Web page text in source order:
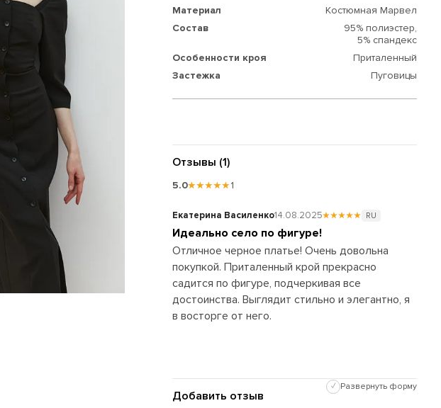
Материал
Костюмная Марвел
Состав
95% полиэстер,
5% спандекс
Особенности кроя
Приталенный
Застежка
Пуговицы
Отзывы (1)
5.0★★★★★1
Екатерина Василенко14.08.2025★★★★★ RU
Идеально село по фигуре!
Отличное черное платье! Очень довольна
покупкой. Приталенный крой прекрасно
садится по фигуре, подчеркивая все
достоинства. Выглядит стильно и элегантно, я
в восторге от него.
Добавить отзыв
✓ Развернуть форму